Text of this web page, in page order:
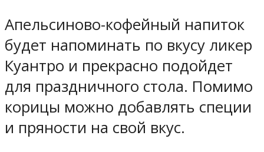
Апельсиново-кофейный напиток
будет напоминать по вкусу ликер
Куантро и прекрасно подойдет
для праздничного стола. Помимо
корицы можно добавлять специи
и пряности на свой вкус.